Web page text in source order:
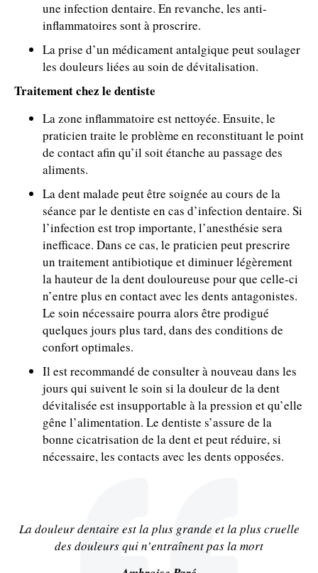
une infection dentaire. En revanche, les anti-
inflammatoires sont à proscrire.
La prise d’un médicament antalgique peut soulager
les douleurs liées au soin de dévitalisation.
Traitement chez le dentiste
La zone inflammatoire est nettoyée. Ensuite, le
praticien traite le problème en reconstituant le point
de contact afin qu’il soit étanche au passage des
aliments.
La dent malade peut être soignée au cours de la
séance par le dentiste en cas d’infection dentaire. Si
l’infection est trop importante, l’anesthésie sera
inefficace. Dans ce cas, le praticien peut prescrire
un traitement antibiotique et diminuer légèrement
la hauteur de la dent douloureuse pour que celle-ci
n’entre plus en contact avec les dents antagonistes.
Le soin nécessaire pourra alors être prodigué
quelques jours plus tard, dans des conditions de
confort optimales.
Il est recommandé de consulter à nouveau dans les
jours qui suivent le soin si la douleur de la dent
dévitalisée est insupportable à la pression et qu’elle
gêne l’alimentation. Le dentiste s’assure de la
bonne cicatrisation de la dent et peut réduire, si
nécessaire, les contacts avec les dents opposées.
La douleur dentaire est la plus grande et la plus cruelle
des douleurs qui n’entraînent pas la mort